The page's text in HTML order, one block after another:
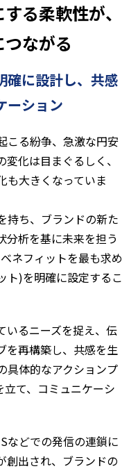
る柔軟性が、
ながる
確に設計し、共感
ーション
こる紛争、急激な円安
化は目まぐるしく、
も大きくなっていま
持ち、ブランドの新た
分析を基に未来を担う
ネフィットを最も求め
ト)を明確に設定するこ
いるニーズを捉え、伝
を再構築し、共感を生
具体的なアクションプ
て、コミュニケーシ
などでの発信の連鎖に
創出され、ブランドの